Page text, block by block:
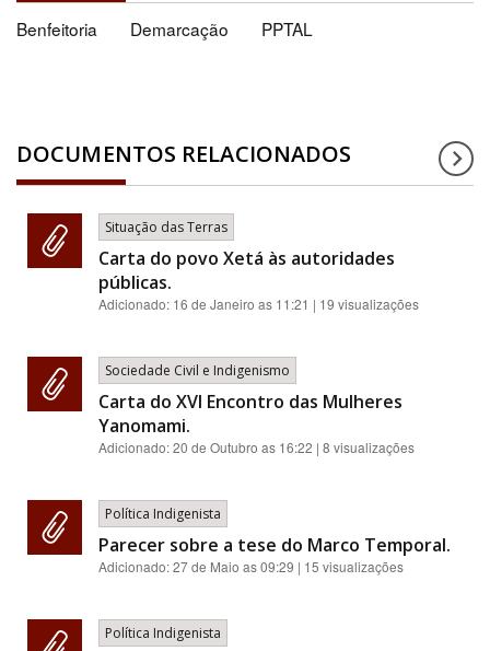
Benfeitoria Demarcação PPTAL
DOCUMENTOS RELACIONADOS
Situação das Terras
Carta do povo Xetá às autoridades
públicas.
Adicionado: 16 de Janeiro as 11:21 | 19 visualizações
Sociedade Civil e Indigenismo
Carta do XVI Encontro das Mulheres
Yanomami.
Adicionado:20 de Outubro as 16:22 | 8 visualizações
Política Indigenista
Parecer sobre a tese do Marco Temporal.
Adicionado:27 de Maio as 09:29 | 15 visualizações
Política Indigenista